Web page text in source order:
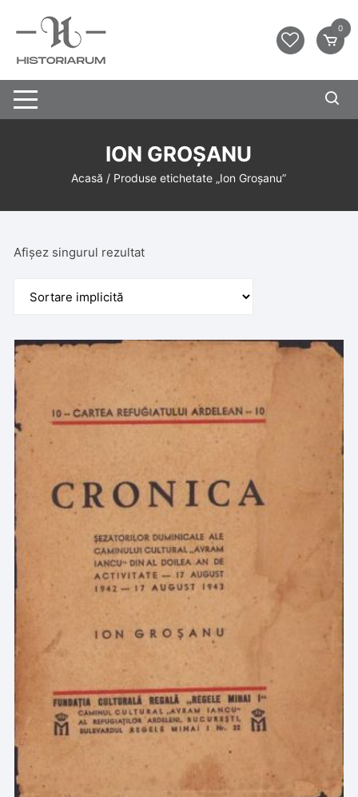
0
ION GROȘANU
Acasă / Produse etichetate „Ion Groșanu”
Afișez singurul rezultat